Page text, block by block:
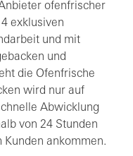
ofenfrischer
exklusiven
und mit
und
die Ofenfrische
wird nur auf
Abwicklung
von 24 Stunden
Kunden ankommen.